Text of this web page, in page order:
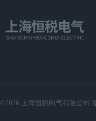
©2026 上海恒税电气有限公司